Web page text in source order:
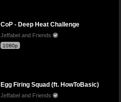
CoP - Deep Heat Challenge
Jeffabel and Friends
1080p
Egg Firing Squad (ft. HowToBasic)
Jeffabel and Friends